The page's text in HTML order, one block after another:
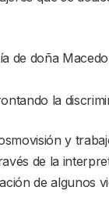
de doña
la
y
de la
de algunos